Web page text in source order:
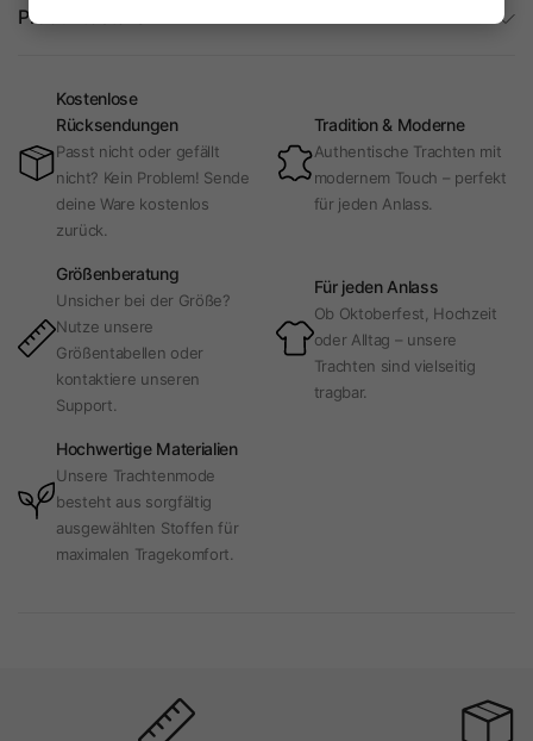
Produktdetails
Kostenlose
Rücksendungen
Passt nicht oder gefällt
nicht? Kein Problem! Sende
deine Ware kostenlos
zurück.
Tradition & Moderne
Authentische Trachten mit
modernem Touch – perfekt
für jeden Anlass.
Größenberatung
Unsicher bei der Größe?
Nutze unsere
Größentabellen oder
kontaktiere unseren
Support.
Für jeden Anlass
Ob Oktoberfest, Hochzeit
oder Alltag – unsere
Trachten sind vielseitig
tragbar.
Hochwertige Materialien
Unsere Trachtenmode
besteht aus sorgfältig
ausgewählten Stoffen für
maximalen Tragekomfort.